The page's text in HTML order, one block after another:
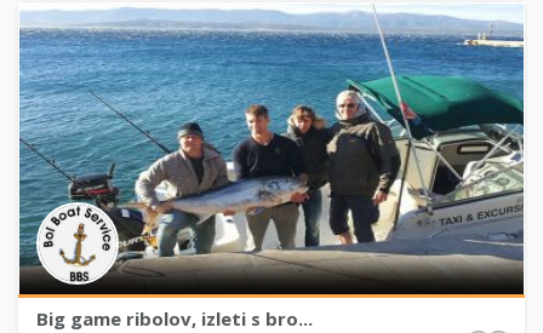
Big game ribolov, izleti s bro...